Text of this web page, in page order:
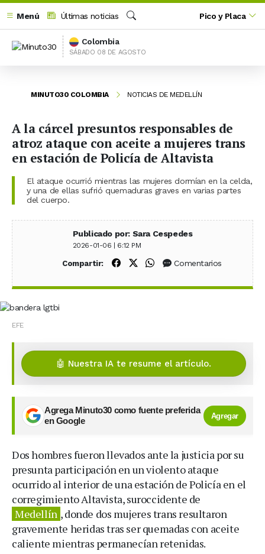
Menú
Últimas noticias
Buscar
Pico y Placa
Colombia
SÁBADO 08 DE AGOSTO
MINUTO30 COLOMBIA NOTICIAS DE MEDELLÍN
A la cárcel presuntos responsables de
atroz ataque con aceite a mujeres trans
en estación de Policía de Altavista
El ataque ocurrió mientras las mujeres dormían en la celda,
y una de ellas sufrió quemaduras graves en varias partes
del cuerpo.
Publicado por: Sara Cespedes
2026-01-06 | 6:12 PM
Compartir: Compartir en Facebook
Compartir en X (Twitter)
Compartir en WhatsApp
Comentarios
EFE
🤖 Nuestra IA te resume el artículo.
Agrega Minuto30 como fuente preferida
en Google
Agregar
Dos hombres fueron llevados ante la justicia por su
presunta participación en un violento ataque
ocurrido al interior de una estación de Policía en el
corregimiento Altavista, suroccidente de
Medellín , donde dos mujeres trans resultaron
gravemente heridas tras ser quemadas con aceite
caliente mientras permanecían retenidas.